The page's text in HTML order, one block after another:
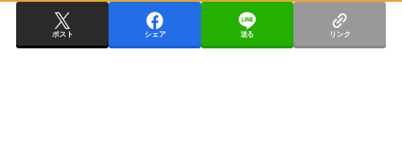
ポスト シェア 送る リンク